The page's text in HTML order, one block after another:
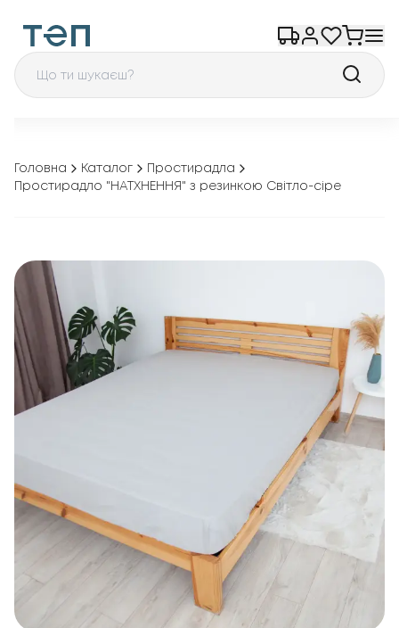
Головна Каталог
Простирадла
Простирадло "НАТХНЕННЯ" з резинкою Світло-сіре